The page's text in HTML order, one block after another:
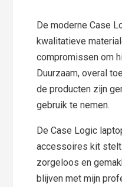
De moderne Case
kwalitatieve
compromissen om
Duurzaam, overal
de producten zijn
gebruik te nemen.
De Case Logic
accessoires kit
zorgeloos en
blijven met mijn